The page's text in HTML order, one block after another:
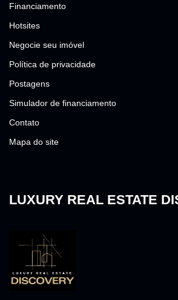
Financiamento
Hotsites
Negocie seu imóvel
Política de privacidade
Postagens
Simulador de financiamento
Contato
Mapa do site
LUXURY REAL ESTATE